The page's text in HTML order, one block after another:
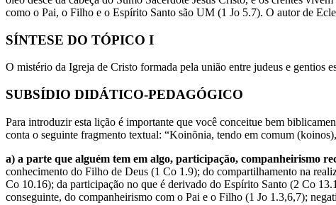
como o Pai, o Filho e o Espírito Santo são UM (1 Jo 5.7). O autor de
SÍNTESE DO TÓPICO I
O mistério da Igreja de Cristo formada pela união entre judeus e gentios
SUBSÍDIO DIDÁTICO-PEDAGÓGICO
Para introduzir esta lição é importante que você conceitue bem
conta o seguinte fragmento textual: “Koinõnia, tendo em comum
a) a parte que alguém tem em algo, participação, companheirismo
conhecimento do Filho de Deus (1 Co 1.9); do compartilhamento na
Co 10.16); da participação no que é derivado do Espírito Santo (2 Co
conseguinte, do companheirismo com o Pai e o Filho (1 Jo 1.3,6,7);